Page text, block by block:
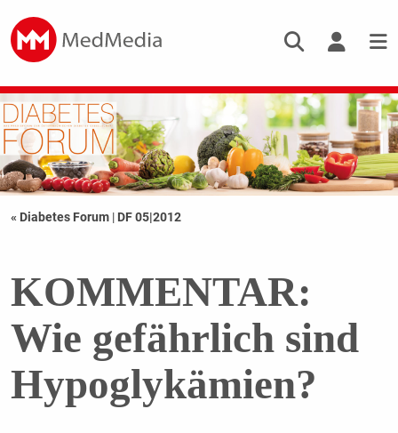
« Diabetes Forum | DF 05|2012
KOMMENTAR:
Wie gefährlich sind
Hypoglykämien?